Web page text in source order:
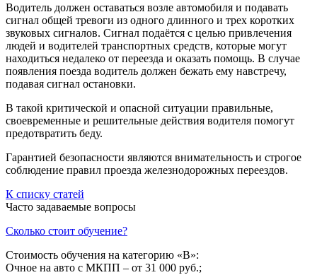
Водитель должен оставаться возле автомобиля и подавать
сигнал общей тревоги из одного длинного и трех коротких
звуковых сигналов. Сигнал подаётся с целью привлечения
людей и водителей транспортных средств, которые могут
находиться недалеко от переезда и оказать помощь. В случае
появления поезда водитель должен бежать ему навстречу,
подавая сигнал остановки.
В такой критической и опасной ситуации правильные,
своевременные и решительные действия водителя помогут
предотвратить беду.
Гарантией безопасности являются внимательность и строгое
соблюдение правил проезда железнодорожных переездов.
К списку статей
Часто задаваемые вопросы
Сколько стоит обучение?
Стоимость обучения на категорию «B»:
Очное на авто с МКПП – от 31 000 руб.;